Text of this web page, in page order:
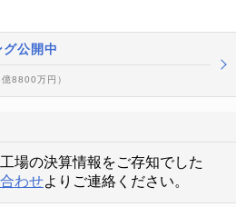
公開中
8800万円）
場の決算情報をご存知でした
わせよりご連絡ください。